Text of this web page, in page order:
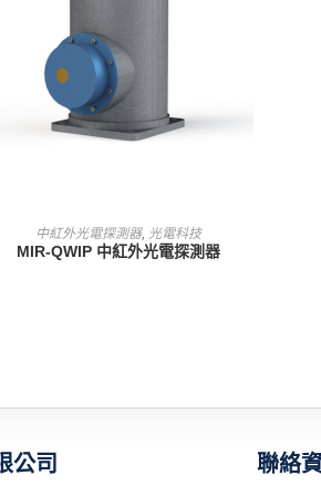
查看內容
中紅外光電探測器, 光電科技
MIR-QWIP 中紅外光電探測器
公司 聯絡